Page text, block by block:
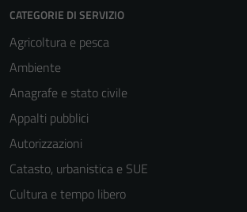
CATEGORIE DI SERVIZIO
Agricoltura e pesca
Ambiente
Anagrafe e stato civile
Appalti pubblici
Autorizzazioni
Catasto, urbanistica e SUE
Cultura e tempo libero